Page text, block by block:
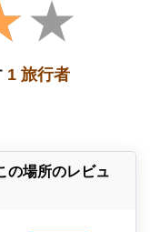
1 旅行者
の場所のレビュ